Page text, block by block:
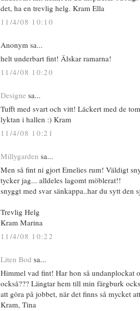
det, ha en trevlig helg. Kram Ella
11/4/08 10:10
Anonym sa...
helt underbart fint! Älskar ramarna!
11/4/08 10:20
Designe sa...
Tufft med svart och vitt! Läckert med de
lyktan i hallen :) Kram
11/4/08 10:21
Millygarden sa...
Men så fint ni gjort Emelies rum! Väldigt
tycker jag... alldeles lagomt möblerat!!
snyggt med svar sänkappa..har du sytt den
Trevlig Helg
Kram Marina
11/4/08 10:22
Liten Bod sa...
Himmel vad fint! Har hon så undanplockat
också??? Längtar hem till min färgburk
att göra på jobbet, när det finns så mycket
Kram, Tina